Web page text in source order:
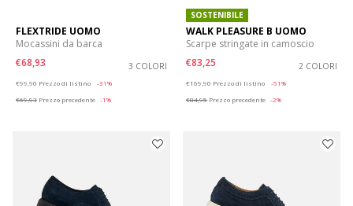
FLEXTRIDE UOMO
Mocassini da barca
€68,93
3 COLORI
€99,90 Prezzo di listino
-31%
€69,93 Prezzo precedente -1%
SOSTENIBILE
WALK PLEASURE B UOMO
Scarpe stringate in camoscio
€83,25
2 COLORI
€169,90 Prezzo di listino
-51%
€84,95 Prezzo precedente -2%